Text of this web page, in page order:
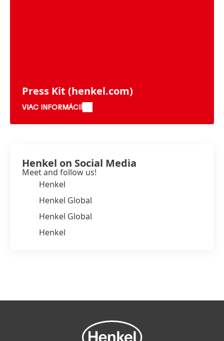
Press Kit (henkel.com)
VIAC INFORMÁCIÍ
Henkel on Social Media
Meet and follow us!
Henkel
Henkel Global
Henkel Global
Henkel